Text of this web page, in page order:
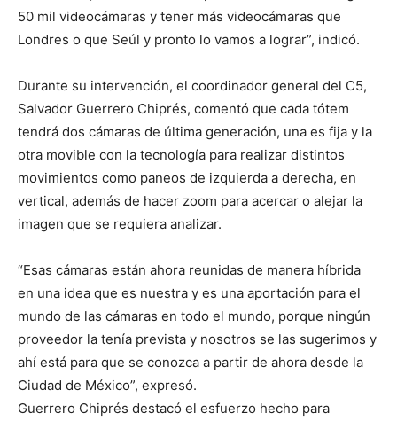
50 mil videocámaras y tener más videocámaras que
Londres o que Seúl y pronto lo vamos a lograr”, indicó.
Durante su intervención, el coordinador general del C5,
Salvador Guerrero Chiprés, comentó que cada tótem
tendrá dos cámaras de última generación, una es fija y la
otra movible con la tecnología para realizar distintos
movimientos como paneos de izquierda a derecha, en
vertical, además de hacer zoom para acercar o alejar la
imagen que se requiera analizar.
“Esas cámaras están ahora reunidas de manera híbrida
en una idea que es nuestra y es una aportación para el
mundo de las cámaras en todo el mundo, porque ningún
proveedor la tenía prevista y nosotros se las sugerimos y
ahí está para que se conozca a partir de ahora desde la
Ciudad de México”, expresó.
Guerrero Chiprés destacó el esfuerzo hecho para